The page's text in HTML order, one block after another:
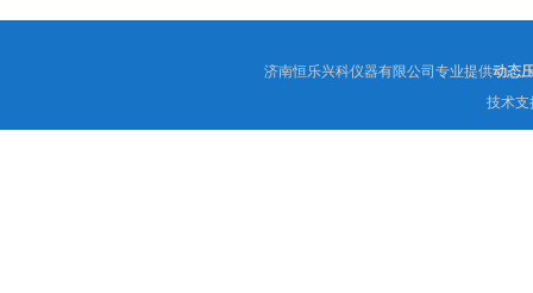
济南恒乐兴科仪器有限公司专业提供动态
技术支